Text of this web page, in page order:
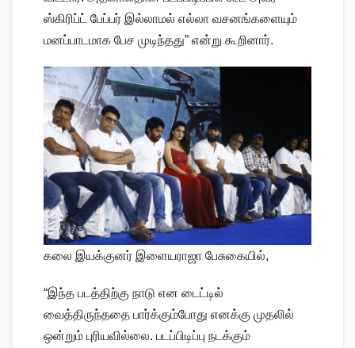
ஸ்கிரிப்ட் பேப்பர் இல்லாமல் எல்லா வசனங்களையும்
மனப்பாடமாக பேச முடிந்தது” என்று கூறினார்.
கலை இயக்குனர் இளையராஜா பேசுகையில்,
“இந்த படத்திற்கு நாடு என டைட்டில்
வைத்திருந்ததை பார்க்கும்போது எனக்கு முதலில்
ஒன்றும் புரியவில்லை. படப்பிடிப்பு நடக்கும்